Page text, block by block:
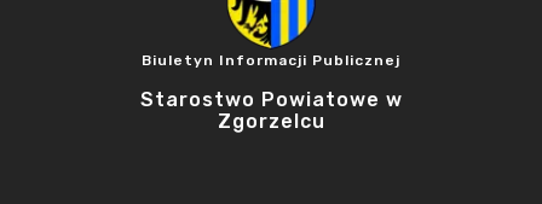
Biuletyn Informacji Publicznej
Starostwo Powiatowe w
Zgorzelcu